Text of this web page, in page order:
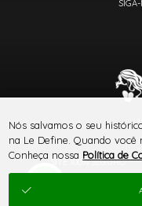
SITE 100% SEGURO
Nós salvamos o seu
na Le Define. Quando você
Conheça nossa Política de